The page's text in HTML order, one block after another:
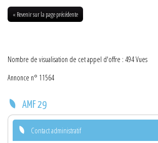
« Revenir sur la page précédente
Nombre de visualisation de cet appel d'offre : 494 Vues
Annonce n° 11564
AMF 29
Contact administratif